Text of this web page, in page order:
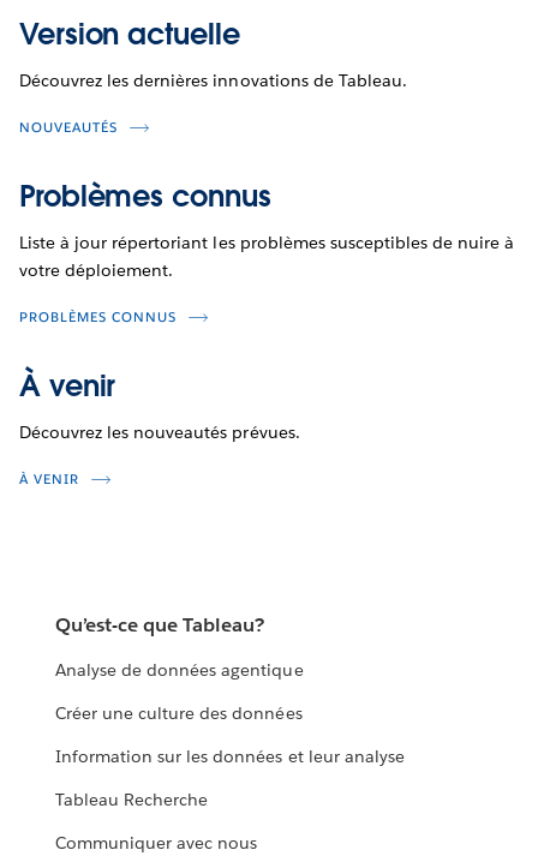
Version actuelle
Découvrez les dernières innovations de Tableau.
NOUVEAUTÉS
Problèmes connus
Liste à jour répertoriant les problèmes susceptibles de nuire à
votre déploiement.
PROBLÈMES CONNUS
À venir
Découvrez les nouveautés prévues.
À VENIR
Qu’est-ce que Tableau?
Analyse de données agentique
Créer une culture des données
Information sur les données et leur analyse
Tableau Recherche
Communiquer avec nous